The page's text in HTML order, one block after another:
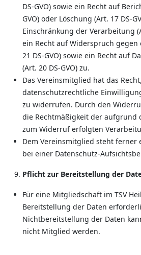
DS-GVO) sowie ein Recht auf
GVO) oder Löschung (Art. 17 DS-
Einschränkung der Verarbeitung
ein Recht auf Widerspruch
21 DS-GVO) sowie ein Recht auf
(Art. 20 DS-GVO) zu.
Das Vereinsmitglied hat das
datenschutzrechtliche
zu widerrufen. Durch den
die Rechtmäßigkeit der aufgrund
zum Widerruf erfolgten
Dem Vereinsmitglied steht ferner
bei einer Datenschutz-
Pflicht zur Bereitstellung der
Für eine Mitgliedschaft im TSV
Bereitstellung der Daten
Nichtbereitstellung der Daten
nicht Mitglied werden.